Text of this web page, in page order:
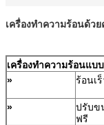
เครื่องทำความร้อนด้ว
เครื่องทำความร้อนแบ
»
ร้อนเร็
»
ปรับข
ฟรี